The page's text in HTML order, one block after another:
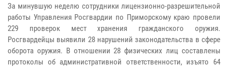
За минувшую неделю сотрудники лицензионно-разрешительной
работы Управления Росгвардии по Приморскому краю провели
229 проверок мест хранения гражданского оружия.
Росгвардейцы выявили 28 нарушений законодательства в сфере
оборота оружия. В отношении 28 физических лиц составлены
протоколы об административной ответственности, изъято 64